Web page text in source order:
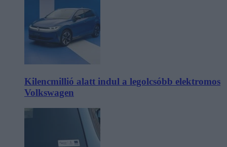
Kilencmillió alatt indul a legolcsóbb elektromos
Volkswagen